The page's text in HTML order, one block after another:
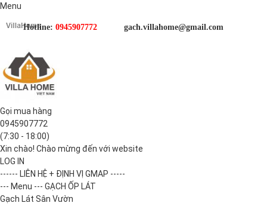
Menu
Hotline: 0945907772 gach.villahome@gmail.com
Gọi mua hàng
0945907772
(7:30 - 18:00)
Xin chào! Chào mừng đến với website
LOG IN
------ LIÊN HỆ + ĐỊNH VỊ GMAP -----
--- Menu --- GẠCH ỐP LÁT
Gạch Lát Sân Vườn